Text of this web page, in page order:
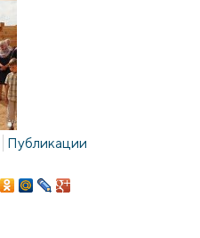
Публикации